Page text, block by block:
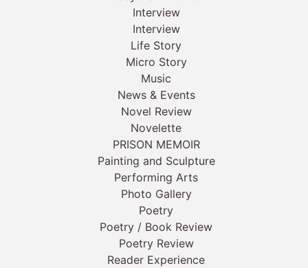
Interview
Interview
Life Story
Micro Story
Music
News & Events
Novel Review
Novelette
PRISON MEMOIR
Painting and Sculpture
Performing Arts
Photo Gallery
Poetry
Poetry / Book Review
Poetry Review
Reader Experience